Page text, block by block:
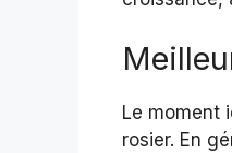
Le moment
rosier. En